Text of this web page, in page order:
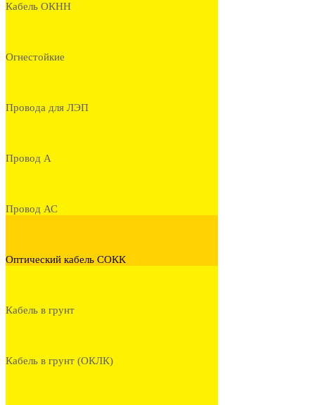
Кабель ОКНН
Огнестойкие
Провода для ЛЭП
Провод А
Провод АС
Оптический кабель СОКК
Кабель в грунт
Кабель в грунт (ОКЛК)